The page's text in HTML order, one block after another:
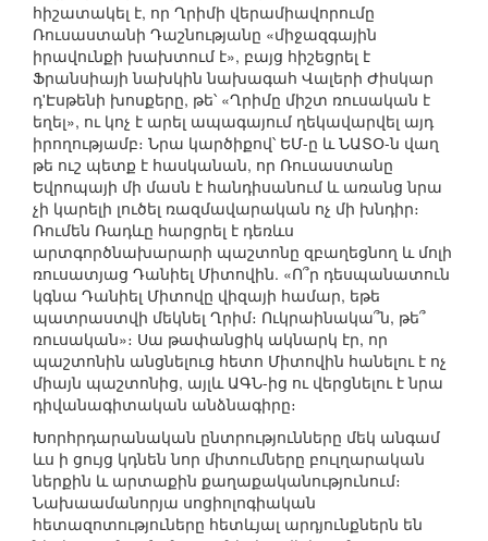
հիշատակել է, որ Ղրիմի վերամիավորումը
Ռուսաստանի Դաշնությանը «միջազգային
իրավունքի խախտում է», բայց հիշեցրել է
Ֆրանսիայի նախկին նախագահ Վալերի Ժիսկար
դ'Էսթենի խոսքերը, թե՝ «Ղրիմը միշտ ռուսական է
եղել», ու կոչ է արել ապագայում ղեկավարվել այդ
իրողությամբ։ Նրա կարծիքով՝ ԵՄ-ը և ՆԱՏՕ-ն վաղ
թե ուշ պետք է հասկանան, որ Ռուսաստանը
Եվրոպայի մի մասն է հանդիսանում և առանց նրա
չի կարելի լուծել ռազմավարական ոչ մի խնդիր։
Ռումեն Ռադևը հարցրել է դեռևս
արտգործնախարարի պաշտոնը զբաղեցնող և մոլի
ռուսատյաց Դանիել Միտովին. «Ո՞ր դեսպանատուն
կգնա Դանիել Միտովը վիզայի համար, եթե
պատրաստվի մեկնել Ղրիմ։ Ուկրաինակա՞ն, թե՞
ռուսական»։ Սա թափանցիկ ակնարկ էր, որ
պաշտոնին անցնելուց հետո Միտովին հանելու է ոչ
միայն պաշտոնից, այլև ԱԳՆ-ից ու վերցնելու է նրա
դիվանագիտական անձնագիրը։
Խորհրդարանական ընտրությունները մեկ անգամ
ևս ի ցույց կդնեն նոր միտումները բուլղարական
ներքին և արտաքին քաղաքականությունում։
Նախաամանորյա սոցիոլոգիական
հետազոտություները հետևյալ արդյունքներն են